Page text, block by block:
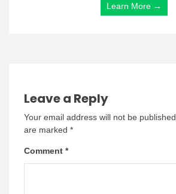
Learn More →
Leave a Reply
Your email address will not be published.
are marked *
Comment *